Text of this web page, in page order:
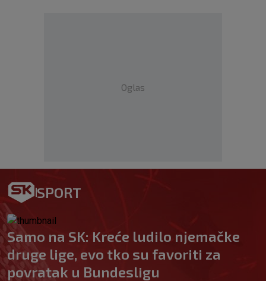
Oglas
SPORT
Samo na SK: Kreće ludilo njemačke
druge lige, evo tko su favoriti za
povratak u Bundesligu